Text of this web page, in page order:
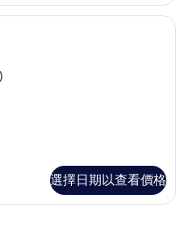
選擇日期以查看價格